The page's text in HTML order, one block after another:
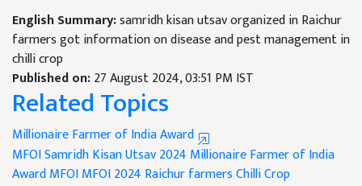
English Summary:samridh kisan utsav organized in Raichur
farmers got information on disease and pest management in
chilli crop
Published on:27 August 2024, 03:51 PM IST
Related Topics
Millionaire Farmer of India Award
MFOI Samridh Kisan Utsav 2024 Millionaire Farmer of India
AwardMFOIMFOI 2024 Raichur farmersChilli Crop